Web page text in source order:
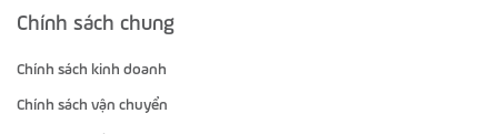
Chính sách chung
Chính sách kinh doanh
Chính sách vận chuyển